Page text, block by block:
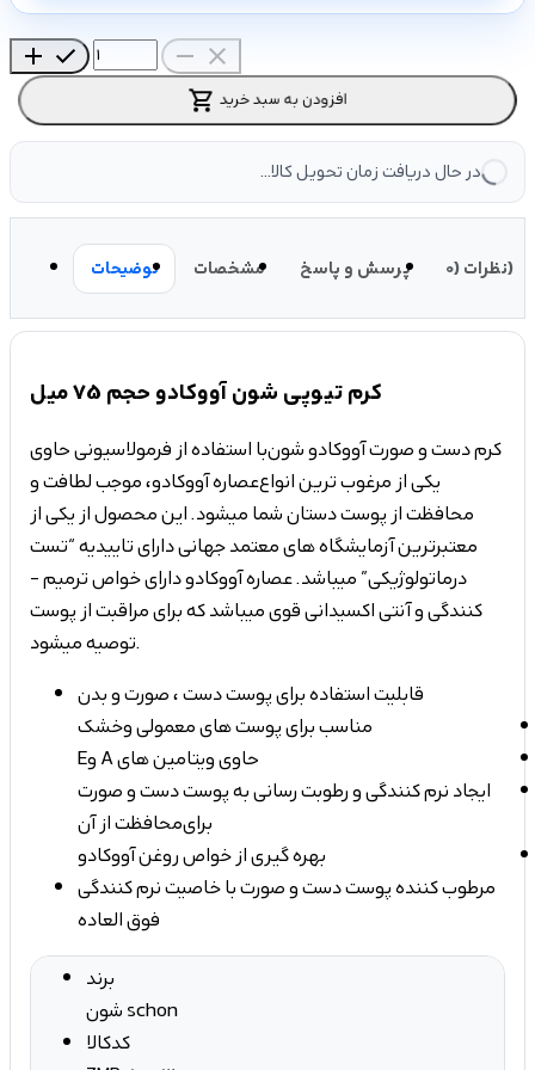
add check remove close
shopping_cart افزودن به سبد خرید
در حال دریافت زمان تحویل کالا...
توضیحات مشخصات پرسش و پاسخ نظرات (0)
کرم تیوپی شون آووکادو حجم 75 میل
کرم دست و صورت آووکادو شون با استفاده از فرمولاسیونی حاوی
یکی از مرغوب­ ترین انواععصاره­ آووکادو، موجب لطافت و
محافظت از پوست دستان شما می­شود. این محصول از یکی از
معتبرترین آزمایشگاه­ های معتمد جهانی دارای تاییدیه “تست
درماتولوژیکی” می­باشد. عصاره­ آووکادو دارای خواص ترمیم ­
کنندگی و آنتی اکسیدانی قوی می­باشد که برای مراقبت از پوست
توصیه می­شود.
قابلیت استفاده برای پوست دست ، صورت و بدن
مناسب برای پوست های معمولی و خشک
حاوی ویتامین های A و E
ایجاد نرم­ کنندگی و رطوبت­ رسانی به پوست دست و صورت
برای محافظت از آن
بهره­ گیری از خواص روغن آووکادو
مرطوب کننده پوست دست و صورت با خاصیت نرم کنندگی
فوق العاده
برند
شون schon
کدکالا